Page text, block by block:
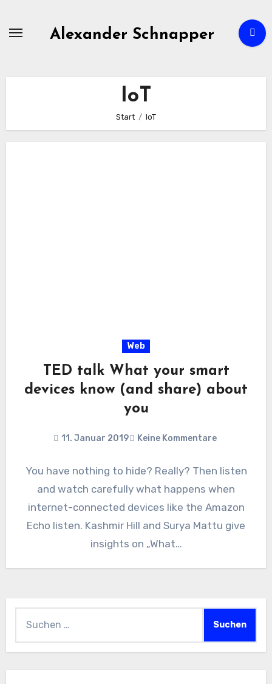
Alexander Schnapper
IoT
Start IoT
Web
TED talk What your smart
devices know (and share) about
you
11. Januar 2019 Keine Kommentare
You have nothing to hide? Really? Then listen
and watch carefully what happens when
internet-connected devices like the Amazon
Echo listen. Kashmir Hill and Surya Mattu give
insights on „What…